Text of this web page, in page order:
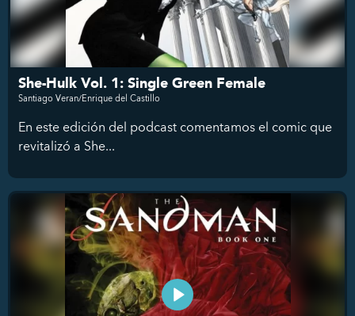
She-Hulk Vol. 1: Single Green Female
Santiago Veran/Enrique del Castillo
En este edición del podcast comentamos el comic que
revitalizó a She...